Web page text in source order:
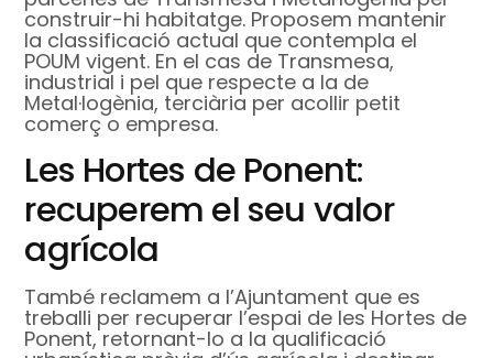
construir-hi habitatge. Proposem mantenir
la classificació actual que contempla el
POUM vigent. En el cas de Transmesa,
industrial i pel que respecte a la de
Metal·logènia, terciària per acollir petit
comerç o empresa.
Les Hortes de Ponent:
recuperem el seu valor
agrícola
També reclamem a l’Ajuntament que es
treballi per recuperar l’espai de les Hortes de
Ponent, retornant-lo a la qualificació